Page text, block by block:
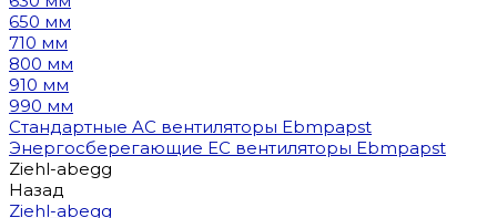
650 мм
710 мм
800 мм
910 мм
990 мм
Стандартные AC вентиляторы Ebmpapst
Энергосберегающие EC вентиляторы Ebmpapst
Ziehl-abegg
Назад
Ziehl-abegg